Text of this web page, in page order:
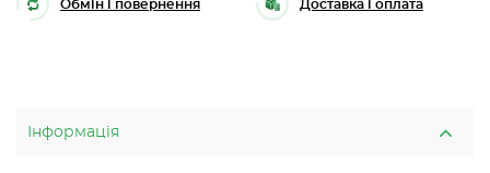
Обмін і повернення Доставка і оплата
Інформація